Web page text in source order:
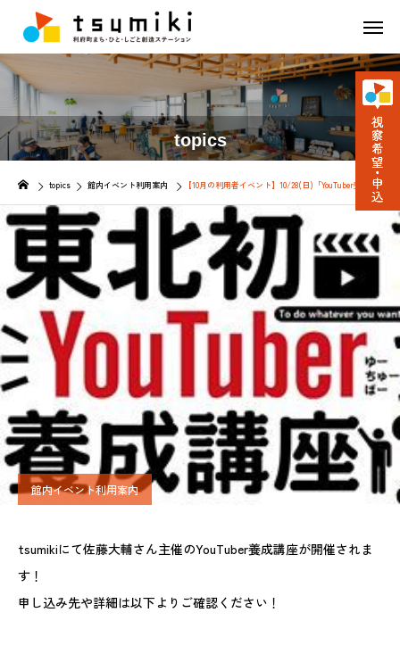
topics
topics 館内イベント利用案内 【10月の利用者イベント】10/28(日)「YouTuber養成講座」
館内イベント利用案内
tsumikiにて佐藤大輔さん主催のYouTuber養成講座が開催されま
す！
申し込み先や詳細は以下よりご確認ください！